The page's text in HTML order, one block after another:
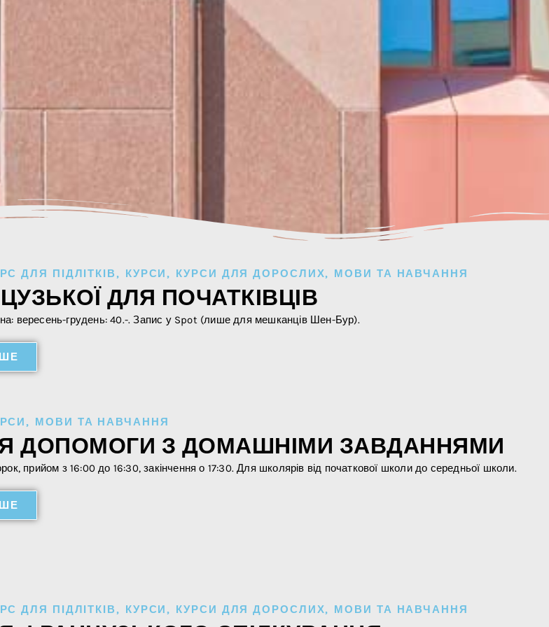
ДЛЯ ПІДЛІТКІВ , КУРСИ , КУРСИ ДЛЯ ДОРОСЛИХ, МОВИ ТА НАВЧАННЯ
ДЛЯ ПОЧАТКІВЦІВ
вересень-грудень: 40.-. Запис у Spot (лише для мешканців Шен-Бур).
, МОВИ ТА НАВЧАННЯ
ДОПОМОГИ З ДОМАШНІМИ ЗАВДАННЯМИ
прийом з 16:00 до 16:30, закінчення о 17:30. Для школярів від початкової школи до середньої школи.
ДЛЯ ПІДЛІТКІВ , КУРСИ , КУРСИ ДЛЯ ДОРОСЛИХ, МОВИ ТА НАВЧАННЯ